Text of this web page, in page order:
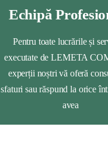
Echipă
Pentru toate lucrările și
executate de LEMETA
experții noștri vă oferă
sfaturi sau răspund la orice
avea